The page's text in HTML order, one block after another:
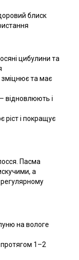
блиск
цибулини та
та має
відновлюють і
ріст і покращує
Пасма
а
на вологе
1–2